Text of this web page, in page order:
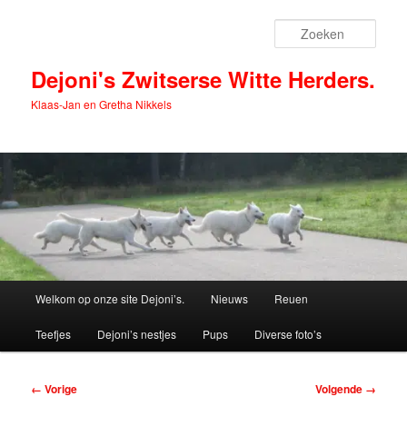
inhoudDejoni's Zwitserse Witte Herders.
Klaas-Jan en Gretha Nikkels
Welkom op onze site Dejoni’s. Nieuws Reuen
Teefjes Dejoni’s nestjes Pups Diverse foto’s
Afbeeldingsnavigatie
← Vorige Volgende →